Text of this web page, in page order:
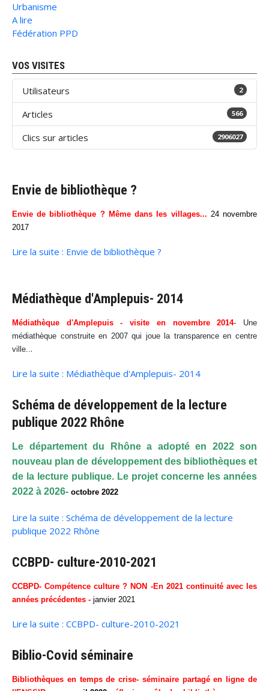
Urbanisme
A lire
Fédération PPD
VOS VISITES
Utilisateurs 2
Articles 566
Clics sur articles 2906027
Envie de bibliothèque ?
Envie de bibliothèque ? Même dans les villages... 24 novembre
2017
Lire la suite : Envie de bibliothèque ?
Médiathèque d'Amplepuis- 2014
Médiathèque d'Amplepuis - visite en novembre 2014- Une
médiathèque construite en 2007 qui joue la transparence en centre
ville...
Lire la suite : Médiathèque d'Amplepuis- 2014
Schéma de développement de la lecture
publique 2022 Rhône
Le département du Rhône a adopté en 2022 son
nouveau plan de développement des bibliothèques et
de la lecture publique. Le projet concerne les années
2022 à 2026- octobre 2022
Lire la suite : Schéma de développement de la lecture
publique 2022 Rhône
CCBPD- culture-2010-2021
CCBPD- Compétence culture ? NON -En 2021 continuité avec les
années précédentes - janvier 2021
Lire la suite : CCBPD- culture-2010-2021
Biblio-Covid séminaire
Bibliothèques en temps de crise- séminaire partagé en ligne de